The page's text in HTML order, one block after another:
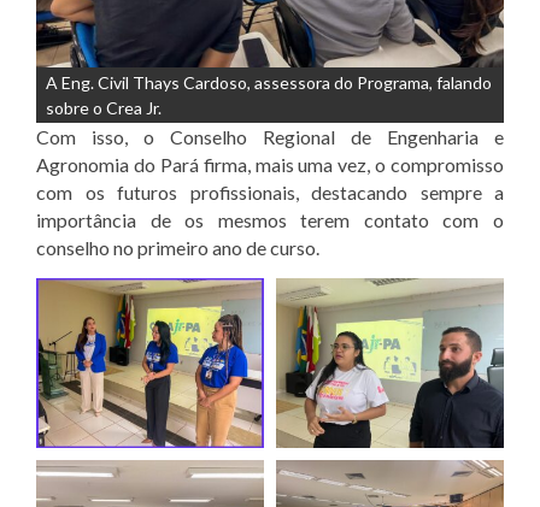
A Eng. Civil Thays Cardoso, assessora do Programa, falando
sobre o Crea Jr.
Com isso, o Conselho Regional de Engenharia e
Agronomia do Pará firma, mais uma vez, o compromisso
com os futuros profissionais, destacando sempre a
importância de os mesmos terem contato com o
conselho no primeiro ano de curso.